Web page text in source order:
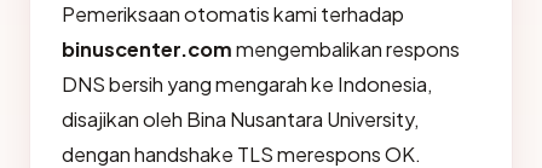
Pemeriksaan otomatis kami terhadap
binuscenter.commengembalikan respons
DNS bersih yang mengarah ke Indonesia,
disajikan oleh Bina Nusantara University,
dengan handshake TLS merespons OK.